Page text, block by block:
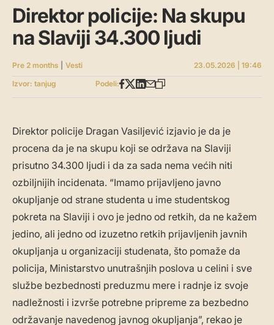
Direktor policije: Na skupu
na Slaviji 34.300 ljudi
Pre 2 months Vesti
23.05.2026 | 19:46
Izvor: tanjug
Podeli:
Direktor policije Dragan Vasiljević izjavio je da je
procena da je na skupu koji se održava na Slaviji
prisutno 34.300 ljudi i da za sada nema većih niti
ozbiljnijih incidenata. “Imamo prijavljeno javno
okupljanje od strane studenta u ime studentskog
pokreta na Slaviji i ovo je jedno od retkih, da ne kažem
jedino, ali jedno od izuzetno retkih prijavljenih javnih
okupljanja u organizaciji studenata, što pomaže da
policija, Ministarstvo unutrašnjih poslova u celini i sve
službe bezbednosti preduzmu mere i radnje iz svoje
nadležnosti i izvrše potrebne pripreme za bezbedno
održavanje navedenog javnog okupljanja”, rekao je